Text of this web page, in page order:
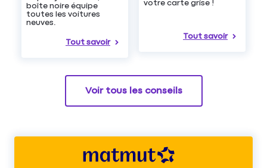
boîte noire équipe
toutes les voitures
neuves.
Tout savoir
votre carte grise !
Tout savoir
Voir tous les conseils